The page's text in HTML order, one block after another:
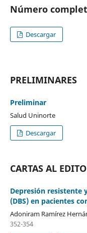
Número
Descargar
PRELIMINARES
Preliminar
Salud Uninorte
Descargar
CARTAS AL
Depresión resistente
(DBS) en pacientes
Adoniram Ramírez
352-354